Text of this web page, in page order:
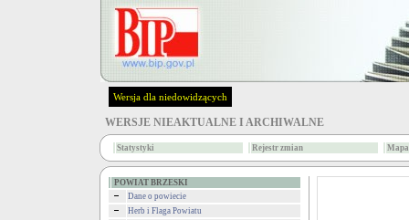
Wersja dla niedowidzących
WERSJE NIEAKTUALNE I ARCHIWALNE
Statystyki Rejestr zmian
POWIAT BRZESKI
Dane o powiecie
Herb i Flaga Powiatu